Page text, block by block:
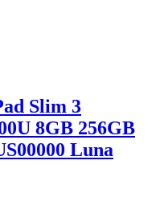
Slim 3
8GB 256GB
Luna